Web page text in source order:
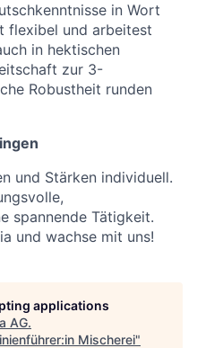
in Wort
flexibel und arbeitest
in hektischen
zur 3-
Robustheit runden
und Stärken individuell.
spannende Tätigkeit.
und wachse mit uns!
applications
AG.
Mischerei"